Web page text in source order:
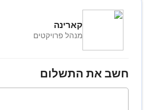
קארינה
מנהל פרויקטים
חשב את התשלום